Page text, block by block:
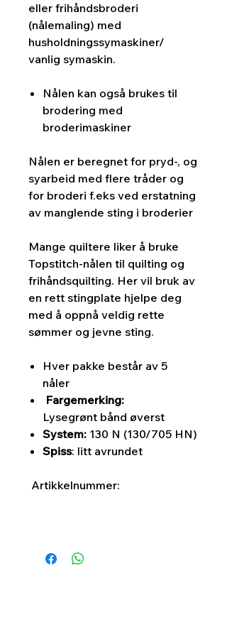
eller frihåndsbroderi
(nålemaling) med
husholdningssymaskiner/
vanlig symaskin.
Nålen kan også brukes til
brodering med
broderimaskiner
Nålen er beregnet for pryd-, og
syarbeid med flere tråder og
for broderi f.eks ved erstatning
av manglende sting i broderier
Mange quiltere liker å bruke
Topstitch-nålen til quilting og
frihåndsquilting. Her vil bruk av
en rett stingplate hjelpe deg
med å oppnå veldig rette
sømmer og jevne sting.
Hver pakke består av 5
nåler
Fargemerking:
Lysegrønt bånd øverst
System: 130 N (130/705 HN)
Spiss: litt avrundet
Artikkelnummer: